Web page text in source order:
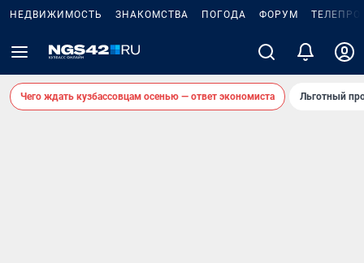
НЕДВИЖИМОСТЬ ЗНАКОМСТВА ПОГОДА ФОРУМ
Чего ждать кузбассовцам осенью — ответ экономиста Льготный